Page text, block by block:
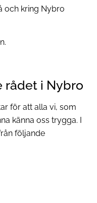
och kring Nybro
rådet i Nybro
för att alla vi, som
känna oss trygga. I
följande